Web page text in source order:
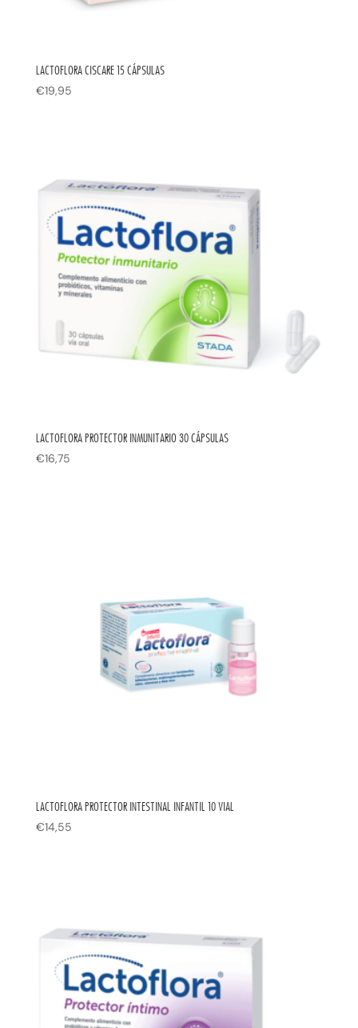
LACTOFLORA CISCARE 15 CÁPSULAS
€19,95
LACTOFLORA PROTECTOR INMUNITARIO 30 CÁPSULAS
€16,75
LACTOFLORA PROTECTOR INTESTINAL INFANTIL 10 VIAL
€14,55